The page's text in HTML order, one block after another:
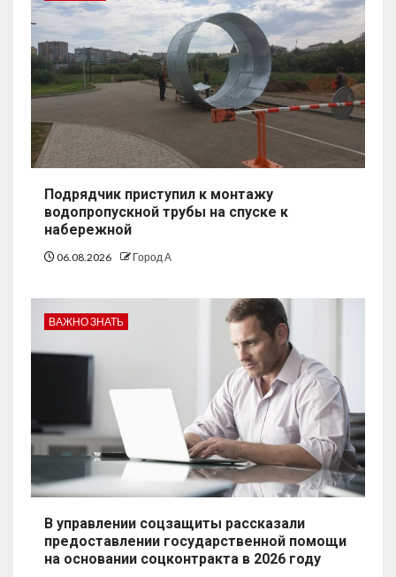
Подрядчик приступил к монтажу
водопропускной трубы на спуске к
набережной
06.08.2026 Город А
ВАЖНО ЗНАТЬ
В управлении соцзащиты рассказали
предоставлении государственной помощи
на основании соцконтракта в 2026 году